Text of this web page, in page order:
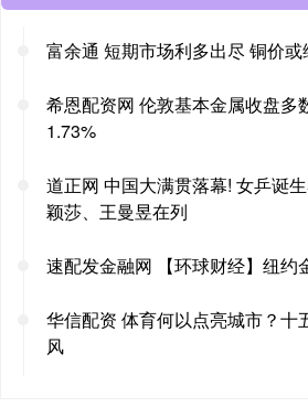
富余通 短期市场利多出尽 铜价
希恩配资网 伦敦基本金属收盘多
1.73%
道正网 中国大满贯落幕! 女乒诞
颖莎、王曼昱在列
速配发金融网 【环球财经】纽约
华信配资 体育何以点亮城市？十
风